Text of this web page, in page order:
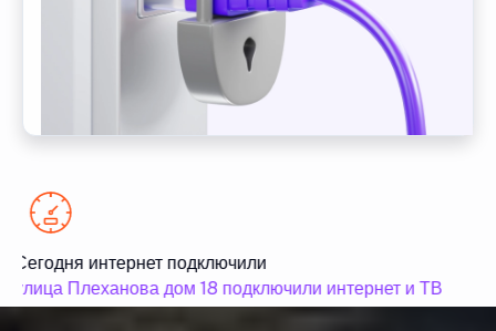
Сегодня интернет подключили
улица Плеханова дом 18 подключили интернет и ТВ